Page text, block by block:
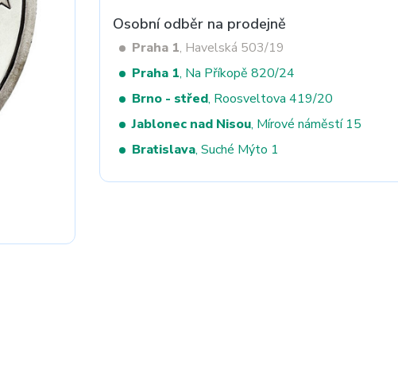
Osobní odběr na prodejně
Praha 1, Havelská 503/19
Praha 1, Na Příkopě 820/24
Brno - střed, Roosveltova 419/20
Jablonec nad Nisou, Mírové náměstí 15
Bratislava, Suché Mýto 1